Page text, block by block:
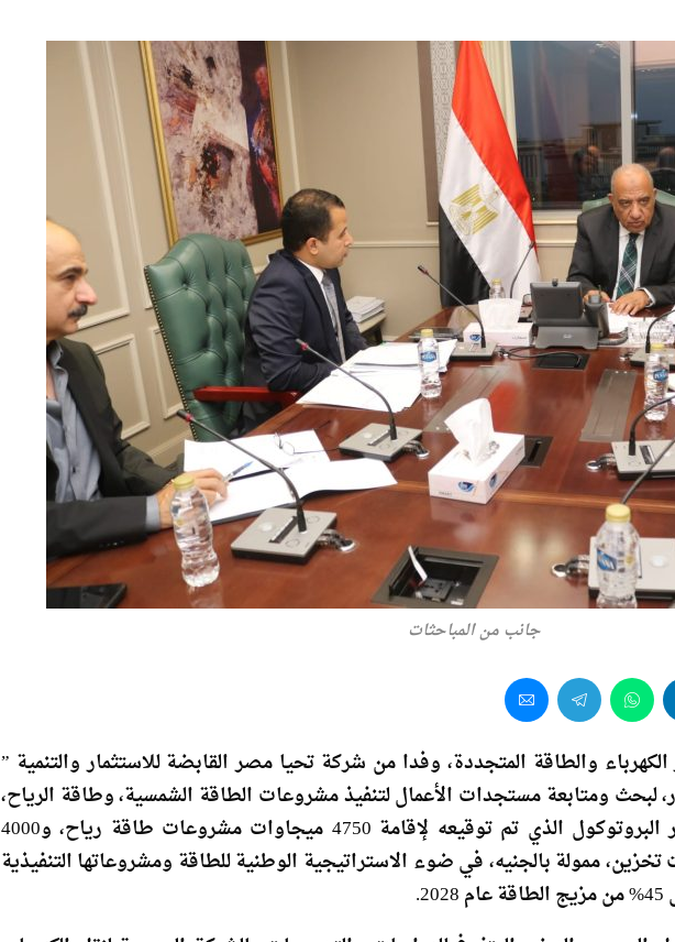
جانب من المباحثات
والطاقة المتجددة، وفدا من شركة تحيا مصر القابضة للاستثمار والتنمية ”
لبحث ومتابعة مستجدات الأعمال لتنفيذ مشروعات الطاقة الشمسية، وطاقة الرياح،
وبطاريات تخزين الطاقة في إطار البروتوكول الذي تم توقيعه لإقامة 4750 ميجاوات مشروعات طاقة رياح، و4000
ممولة بالجنيه، في ضوء الاستراتيجية الوطنية للطاقة ومشروعاتها التنفيذية
الحريري العضو المتفرغ للدراسات والتصميمات بالشركة المصرية لنقل الكهرباء،